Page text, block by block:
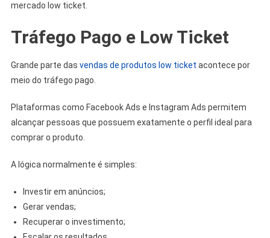
mercado low ticket.
Tráfego Pago e Low Ticket
Grande parte das vendas de produtos low ticket acontece por
meio do tráfego pago.
Plataformas como Facebook Ads e Instagram Ads permitem
alcançar pessoas que possuem exatamente o perfil ideal para
comprar o produto.
A lógica normalmente é simples:
Investir em anúncios;
Gerar vendas;
Recuperar o investimento;